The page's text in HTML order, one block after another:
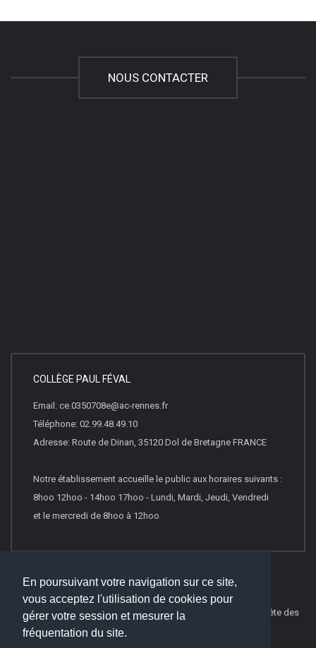
En poursuivant votre navigation sur ce site,
vous acceptez l'utilisation de cookies pour
gérer votre session et mesurer la
fréquentation du site.
NOUS CONTACTER
COLLÈGE PAUL FÉVAL
Email: ce.0350708e@ac-rennes.fr
Téléphone: 02.99.48.49.10
Adresse: Route de Dinan, 35120 Dol de Bretagne FRANCE
Notre établissement accueille le public aux horaires suivants :
8hoo 12hoo - 14hoo 17hoo - Lundi, Mardi, Jeudi, Vendredi
et le mercredi de 8hoo à 12hoo
© 2021 Websco Innovations -Mentions Légales
Liste Complète des